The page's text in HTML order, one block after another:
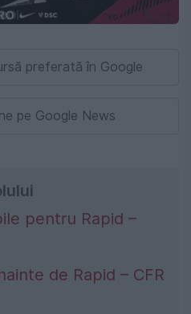
preferată în Google
pe Google News
pentru Rapid –
de Rapid – CFR